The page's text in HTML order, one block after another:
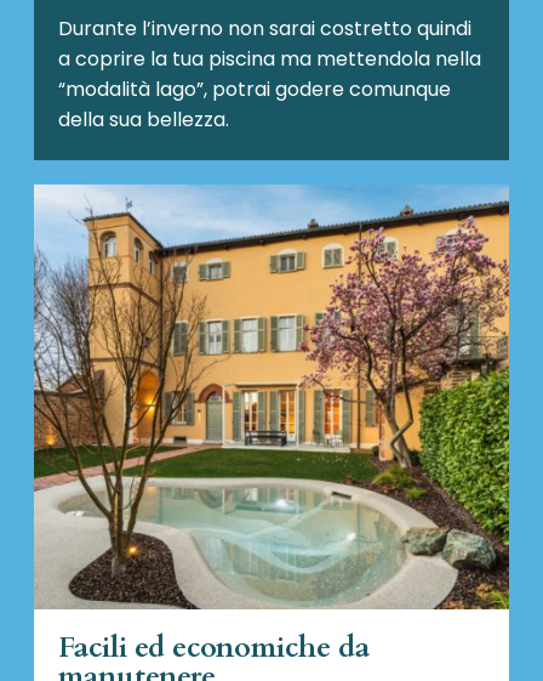
Durante l’inverno non sarai costretto quindi
a coprire la tua piscina ma mettendola nella
“modalità lago”, potrai godere comunque
della sua bellezza.
Facili ed economiche da